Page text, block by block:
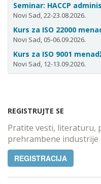
Seminar: HACCP
Novi Sad, 22-23.08.2026.
Kurs za ISO 22000
Novi Sad, 05-06.09.2026.
Kurs za ISO 9001
Novi Sad, 12-13.09.2026.
REGISTRUJTE SE
Pratite vesti, literaturu,
prehrambene
REGISTRACIJA